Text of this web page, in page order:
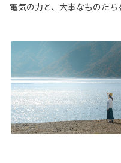
電気の力と、大事なものたち